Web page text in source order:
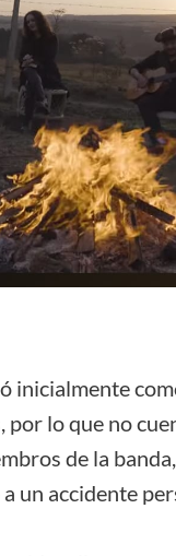
inicialmente
lo que no
de la
un accidente